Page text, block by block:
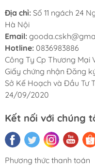
Địa chỉ: Số 11 ngách 24
Hà Nội
Email:
Hotline: 0836983886
Công Ty Cp Thương Mại
Giấy chứng nhận Đăng
Sở Kế Hoạch và Đầu Tư
24/09/2020
Kết nối với chúng
Phương thức thanh toán